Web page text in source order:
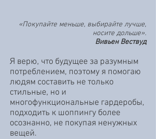
«Покупайте меньше, выбирайте лучше,
носите дольше».
Вивьен Вествуд
Я верю, что будущее за разумным
потреблением, поэтому я помогаю
людям составить не только
стильные, но и
многофункциональные гардеробы,
подходить к шоппингу более
осознанно, не покупая ненужных
вещей.